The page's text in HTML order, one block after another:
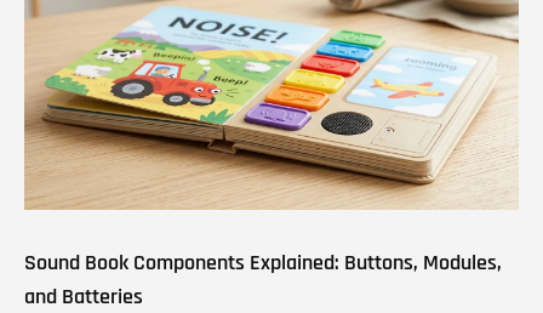
Sound Book Components Explained: Buttons, Modules,
and Batteries